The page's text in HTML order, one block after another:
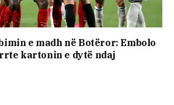
e madh në Botëror: Embolo
kartonin e dytë ndaj